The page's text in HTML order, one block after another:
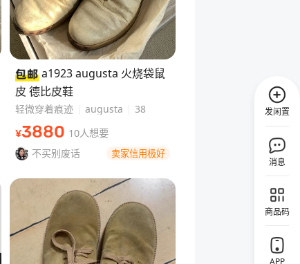
a1923 augusta 火烧袋鼠
皮 德比皮鞋
轻微穿着痕迹 augusta 38
¥3880 10人想要
不买别废话
卖家信用极好
发闲置
消息
商品码
APP